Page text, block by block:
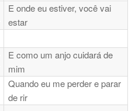
E onde eu estiver, você vai
estar
E como um anjo cuidará de
mim
Quando eu me perder e parar
de rir